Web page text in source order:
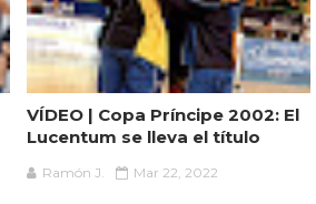
VÍDEO | Copa Príncipe 2002: El
Lucentum se lleva el título
Ramón J. Mar 22, 2022